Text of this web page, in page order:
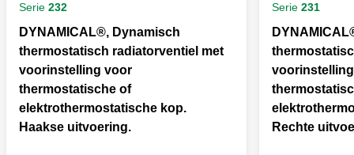
Serie 232
DYNAMICAL®, Dynamisch
thermostatisch radiatorventiel met
voorinstelling voor
thermostatische of
elektrothermostatische kop.
Haakse uitvoering.
Serie 231
Rechte